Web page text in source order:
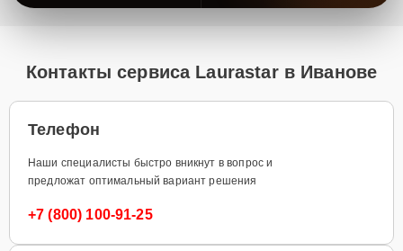
Контакты сервиса Laurastar в Иванове
Телефон
Наши специалисты быстро вникнут в вопрос и
предложат оптимальный вариант решения
+7 (800) 100-91-25